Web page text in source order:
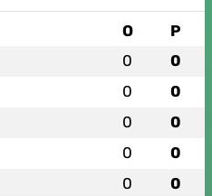
O P
0 0
0 0
0 0
0 0
0 0